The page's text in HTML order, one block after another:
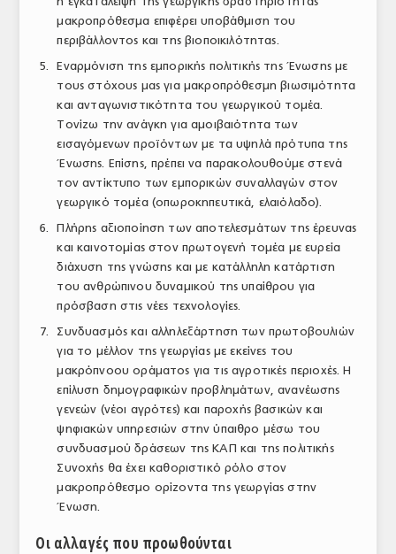
μακροπρόθεσμα επιφέρει υποβάθμιση του
περιβάλλοντος και της βιοποικιλότητας.
Εναρμόνιση της εμπορικής πολιτικής της Ένωσης με
τους στόχους μας για μακροπρόθεσμη βιωσιμότητα
και ανταγωνιστικότητα του γεωργικού τομέα.
Τονίζω την ανάγκη για αμοιβαιότητα των
εισαγόμενων προϊόντων με τα υψηλά πρότυπα της
Ένωσης. Επίσης, πρέπει να παρακολουθούμε στενά
τον αντίκτυπο των εμπορικών συναλλαγών στον
γεωργικό τομέα (οπωροκηπευτικά, ελαιόλαδο).
Πλήρης αξιοποίηση των αποτελεσμάτων της έρευνας
και καινοτομίας στον πρωτογενή τομέα με ευρεία
διάχυση της γνώσης και με κατάλληλη κατάρτιση
του ανθρώπινου δυναμικού της υπαίθρου για
πρόσβαση στις νέες τεχνολογίες.
Συνδυασμός και αλληλεξάρτηση των πρωτοβουλιών
για το μέλλον της γεωργίας με εκείνες του
μακρόπνοου οράματος για τις αγροτικές περιοχές. Η
επίλυση δημογραφικών προβλημάτων, ανανέωσης
γενεών (νέοι αγρότες) και παροχής βασικών και
ψηφιακών υπηρεσιών στην ύπαιθρο μέσω του
συνδυασμού δράσεων της ΚΑΠ και της πολιτικής
Συνοχής θα έχει καθοριστικό ρόλο στον
μακροπρόθεσμο ορίζοντα της γεωργίας στην
Ένωση.
Οι αλλαγές που προωθούνται